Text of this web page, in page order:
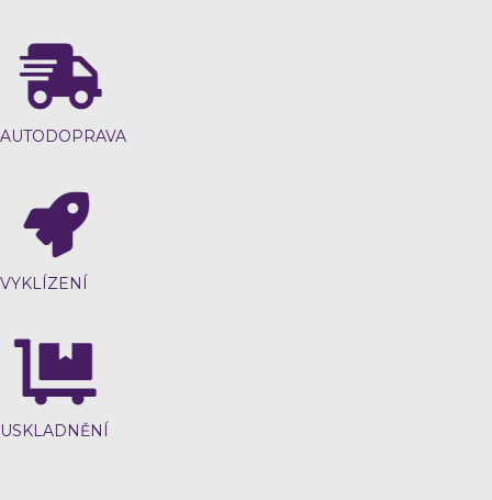
AUTODOPRAVA
VYKLÍZENÍ
USKLADNĚNÍ